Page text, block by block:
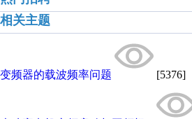
相关主题
变频器的载波频率问题 [5376]